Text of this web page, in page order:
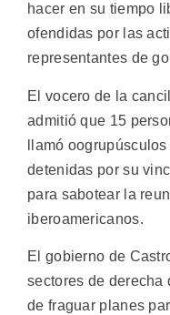
hacer en su tiempo
ofendidas por las
representantes de
El vocero de la
admitió que 15
llamó
detenidas por su
para sabotear la
iberoamericanos.
El gobierno de
sectores de derecha
de fraguar planes